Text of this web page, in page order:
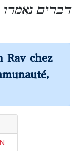
דברים
Rav chez